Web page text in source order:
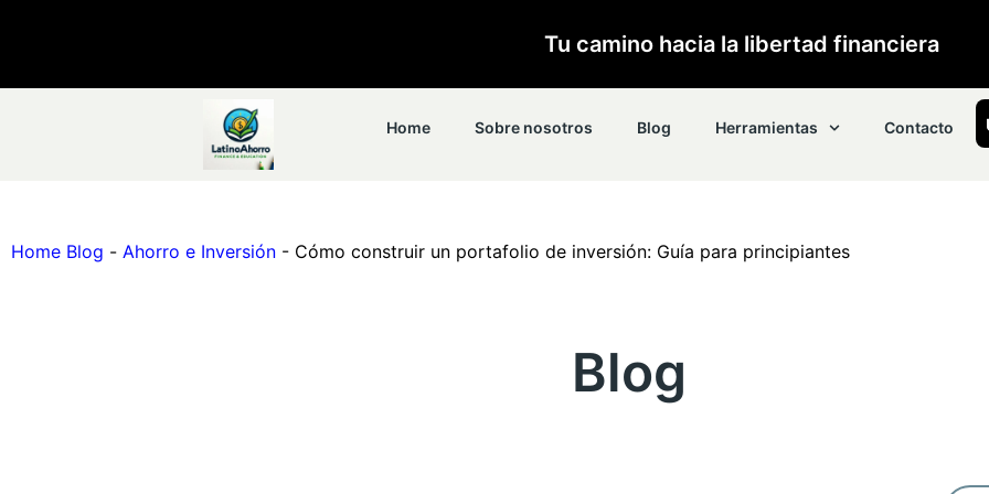
Tu camino hacia la libertad financiera
Home Sobre nosotros Blog Herramientas Contacto
Home Blog - Ahorro e Inversión - Cómo construir un portafolio de inversión: Guía para principiantes
Blog